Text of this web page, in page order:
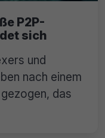
P2P-
sich
und
nach einem
das